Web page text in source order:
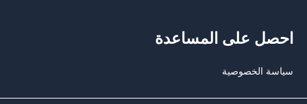
احصل على المساعدة
سياسة الخصوصية